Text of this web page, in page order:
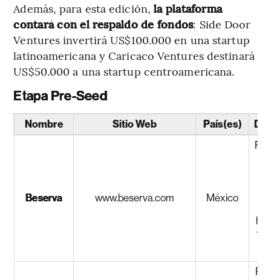
Además, para esta edición,la plataforma
contará con el respaldo de fondos: Side Door
Ventures invertirá US$100.000 en una startup
latinoamericana y Caricaco Ventures destinará
US$50.000 a una startup centroamericana.
Etapa Pre-Seed
Nombre Sitio Web País(es)
Beserva www.beserva.com México